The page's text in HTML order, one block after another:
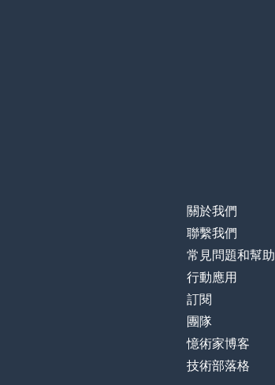
關於我們
聯繫我們
常見問題和幫助
行動應用
訂閱
團隊
憶術家博客
技術部落格